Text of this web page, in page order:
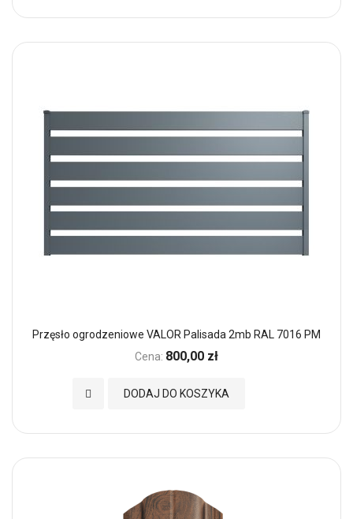
Przęsło ogrodzeniowe VALOR Palisada 2mb RAL 7016 PM
Cena: 800,00 zł
DODAJ DO KOSZYKA
Dodaj do Ulubionych